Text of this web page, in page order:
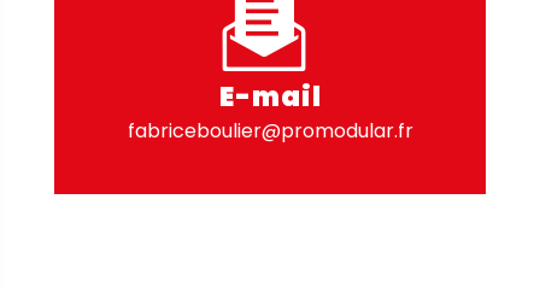
E-mail
fabriceboulier@promodular.fr